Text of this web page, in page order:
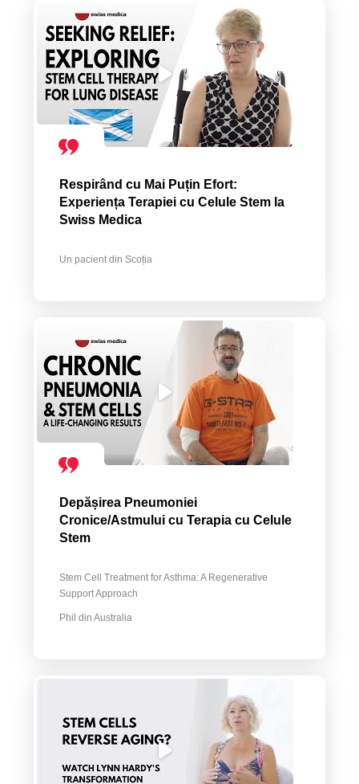
Respirând cu Mai Puțin Efort:
Experiența Terapiei cu Celule Stem la
Swiss Medica
Un pacient din Scoția
Depășirea Pneumoniei
Cronice/Astmului cu Terapia cu Celule
Stem
Stem Cell Treatment for Asthma: A Regenerative
Support Approach
Phil din Australia